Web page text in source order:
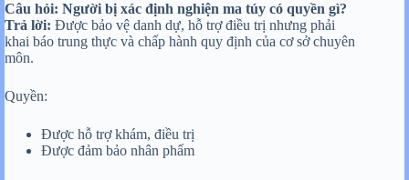
Câu hỏi: Người bị xác định nghiện ma túy có quyền gì?
Trả lời: Được bảo vệ danh dự, hỗ trợ điều trị nhưng phải
khai báo trung thực và chấp hành quy định của cơ sở chuyên
môn.
Quyền:
Được hỗ trợ khám, điều trị
Được đảm bảo nhân phẩm